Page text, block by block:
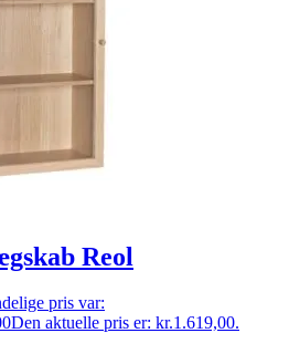
Reol
pris var:
Den aktuelle pris er: kr.1.619,00.